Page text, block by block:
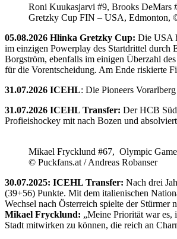
Roni Kuukasjarvi #9, Brooks DeMars
Gretzky Cup FIN – USA, Edmonton,
05.08.2026 Hlinka Gretzky Cup: Die USA
im einzigen Powerplay des Startdrittel durch
Borgström, ebenfalls im einigen Überzahl
für die Vorentscheidung. Am Ende riskierte
31.07.2026 ICEHL: Die Pioneers
31.07.2026 ICEHL Transfer: Der HCB
Profieishockey mit nach Bozen und
Mikael Frycklund #67, Olympic
© Puckfans.at / Andreas Robanser
30.07.2025: ICEHL Transfer: Nach drei
(39+56) Punkte. Mit dem italienischen
Wechsel nach Österreich spielte der
Mikael Frycklund: „Meine Priorität war es,
Stadt mitwirken zu können, die reich an